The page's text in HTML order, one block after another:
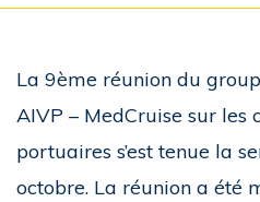
La 9ème réunion du
AIVP – MedCruise sur les
portuaires s’est tenue la
octobre. La réunion a été